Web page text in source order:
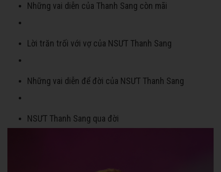
Những vai diễn của Thanh Sang còn mãi
Lời trăn trối với vợ của NSƯT Thanh Sang
Những vai diễn để đời của NSƯT Thanh Sang
NSƯT Thanh Sang qua đời